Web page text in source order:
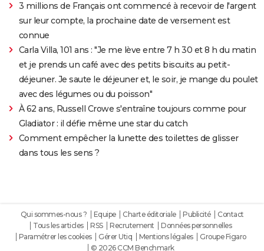
3 millions de Français ont commencé à recevoir de l'argent
sur leur compte, la prochaine date de versement est
connue
Carla Villa, 101 ans : "Je me lève entre 7 h 30 et 8 h du matin
et je prends un café avec des petits biscuits au petit-
déjeuner. Je saute le déjeuner et, le soir, je mange du poulet
avec des légumes ou du poisson"
À 62 ans, Russell Crowe s'entraîne toujours comme pour
Gladiator : il défie même une star du catch
Comment empêcher la lunette des toilettes de glisser
dans tous les sens ?
Qui sommes-nous ? Equipe Charte éditoriale Publicité
Contact
Tous les articles
RSS Recrutement
Données personnelles
Paramétrer les cookies
Gérer Utiq Mentions légales
Groupe Figaro
© 2026 CCM Benchmark